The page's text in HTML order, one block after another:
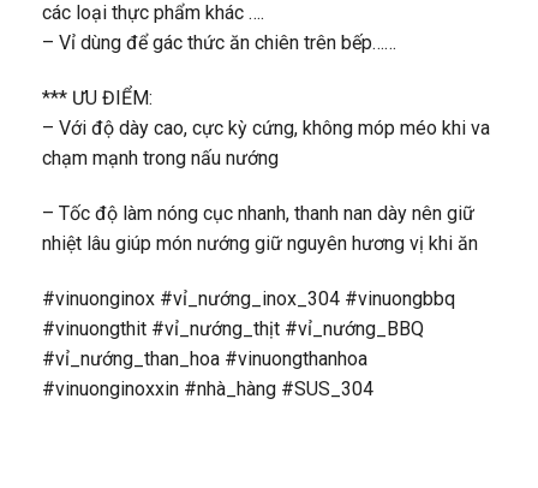
các loại thực phẩm khác ….
– Vỉ dùng để gác thức ăn chiên trên bếp……
*** ƯU ĐIỂM:
– Với độ dày cao, cực kỳ cứng, không móp méo khi va
chạm mạnh trong nấu nướng
– Tốc độ làm nóng cục nhanh, thanh nan dày nên giữ
nhiệt lâu giúp món nướng giữ nguyên hương vị khi ăn
#vinuonginox #vỉ_nướng_inox_304 #vinuongbbq
#vinuongthit #vỉ_nướng_thịt #vỉ_nướng_BBQ
#vỉ_nướng_than_hoa #vinuongthanhoa
#vinuonginoxxin #nhà_hàng #SUS_304